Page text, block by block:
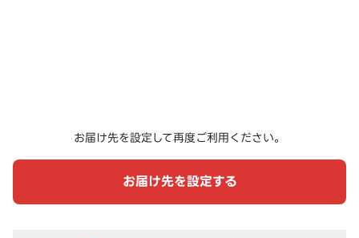
お届け先を設定して再度ご利用ください。
お届け先を設定する